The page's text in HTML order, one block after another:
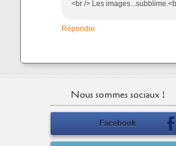
<br /> Les
Répondre
Nous sommes sociaux !
Facebook